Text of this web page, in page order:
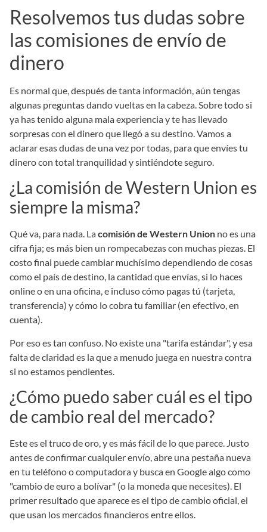
Resolvemos tus dudas sobre
las comisiones de envío de
dinero
Es normal que, después de tanta información, aún tengas
algunas preguntas dando vueltas en la cabeza. Sobre todo si
ya has tenido alguna mala experiencia y te has llevado
sorpresas con el dinero que llegó a su destino. Vamos a
aclarar esas dudas de una vez por todas, para que envíes tu
dinero con total tranquilidad y sintiéndote seguro.
¿La comisión de Western Union es
siempre la misma?
Qué va, para nada. Lacomisión de Western Union no es una
cifra fija; es más bien un rompecabezas con muchas piezas. El
costo final puede cambiar muchísimo dependiendo de cosas
como el país de destino, la cantidad que envías, si lo haces
online o en una oficina, e incluso cómo pagas tú (tarjeta,
transferencia) y cómo lo cobra tu familiar (en efectivo, en
cuenta).
Por eso es tan confuso. No existe una "tarifa estándar", y esa
falta de claridad es la que a menudo juega en nuestra contra
si no estamos pendientes.
¿Cómo puedo saber cuál es el tipo
de cambio real del mercado?
Este es el truco de oro, y es más fácil de lo que parece. Justo
antes de confirmar cualquier envío, abre una pestaña nueva
en tu teléfono o computadora y busca en Google algo como
"cambio de euro a bolívar" (o la moneda que necesites). El
primer resultado que aparece es el tipo de cambio oficial, el
que usan los mercados financieros entre ellos.